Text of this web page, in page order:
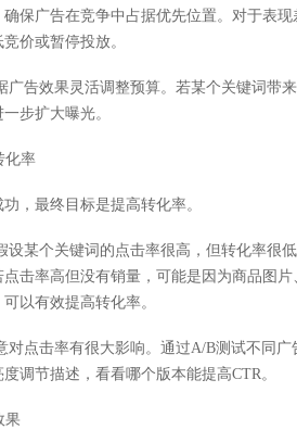
保广告在竞争中占据优先位置。对于表
价或暂停投放。
广告效果灵活调整预算。若某个关键词带
步扩大曝光。
化率
，最终目标是提高转化率。
设某个关键词的点击率很高，但转化率很
击率高但没有销量，可能是因为商品图
以有效提高转化率。
对点击率有很大影响。通过A/B测试不同广
调节描述，看看哪个版本能提高CTR。
果